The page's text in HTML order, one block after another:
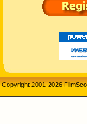
Copyright 2001-2026